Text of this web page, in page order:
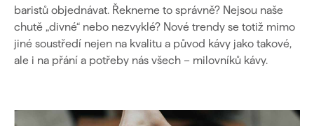
baristů objednávat. Řekneme to správně? Nejsou naše
chutě „divné“ nebo nezvyklé? Nové trendy se totiž mimo
jiné soustředí nejen na kvalitu a původ kávy jako takové,
ale i na přání a potřeby nás všech – milovníků kávy.